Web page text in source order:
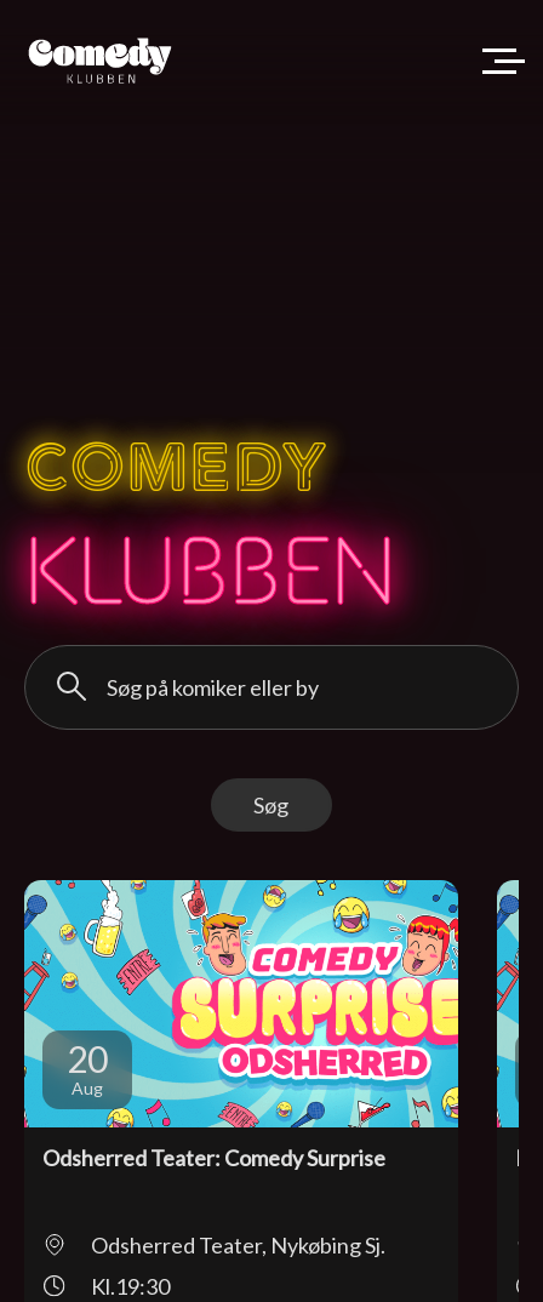
COMEDY
KLUBBEN
Søg
20
Aug
Odsherred Teater: Comedy Surprise
Odsherred Teater, Nykøbing Sj.
Kl.19:30